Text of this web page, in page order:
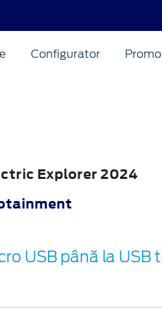
Configurator
Explorer 2024
USB până la USB